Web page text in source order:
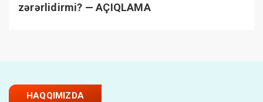
zərərlidirmi? — AÇIQLAMA
HAQQIMIZDA